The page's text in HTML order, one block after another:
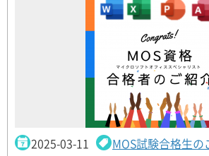
2025-03-11 MOS試験合格生の